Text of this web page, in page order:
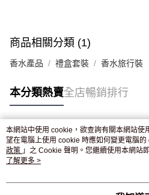
付款後門市自取，訂單確認後2-4個
商品相關分類 (1)
香水產品 禮盒套裝 香水旅行裝
本分類熱賣全店暢銷排行
熱門標籤
熱銷排行
本網站中使用 cookie，欲查詢有關本網站使
望在電腦上使用 cookie 時應如何變更電腦
政策 」之 Cookie 聲明。您繼續使用本網站
條款之 Cookie 聲明使用 cookie。
了解更多 >